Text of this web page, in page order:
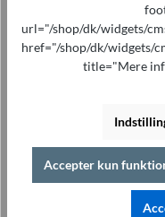
+49 421
Beskrivelse af
Højdepunkter Enkel
url="/shop/dk/widgets/
href="/shop/dk/widgets/
title="Mere
Accepter kun